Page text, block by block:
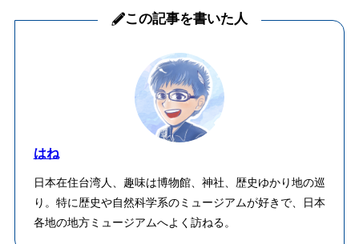
この記事を書いた人
はね
日本在住台湾人、趣味は博物館、神社、歴史ゆかり地の巡
り。特に歴史や自然科学系のミュージアムが好きで、日本
各地の地方ミュージアムへよく訪ねる。